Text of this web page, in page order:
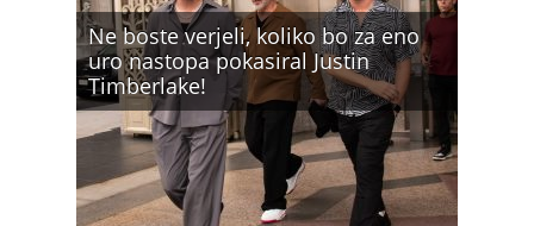
Ne boste verjeli, koliko bo za eno
uro nastopa pokasiral Justin
Timberlake!